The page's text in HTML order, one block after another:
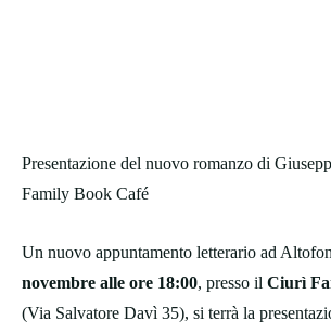
Presentazione del nuovo romanzo di
Family Book Café
Un nuovo appuntamento letterario ad
novembre alle ore 18:00, presso il Ciurì
(Via Salvatore Davì 35), si terrà la